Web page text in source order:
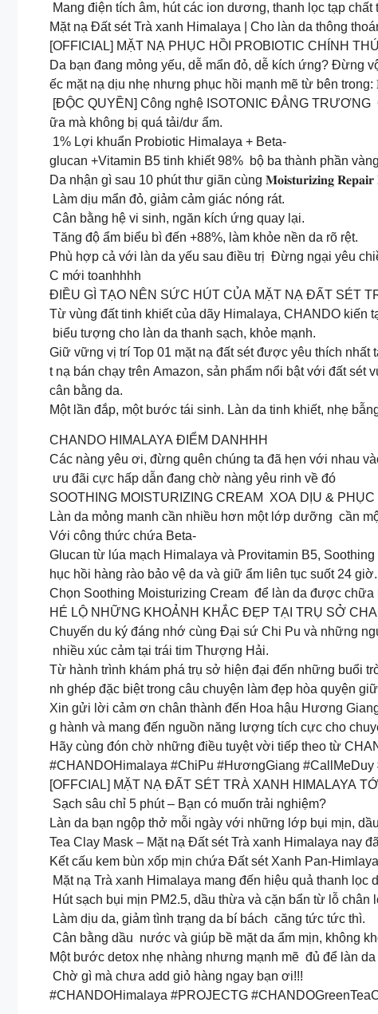
Mang điện tích âm, hút các ion dương, thanh lọc tạp chất
Mặt nạ Đất sét Trà xanh Himalaya | Cho làn da thông
[OFFICIAL] MẶT NẠ PHỤC HỒI PROBIOTIC CHÍNH
Da bạn đang mỏng yếu, dễ mẩn đỏ, dễ kích ứng? Đừng
ếc mặt nạ dịu nhẹ nhưng phục hồi mạnh mẽ từ bên trong:
[ĐỘC QUYỀN] Công nghệ ISOTONIC ĐẲNG
ữa mà không bị quá tải/dư ẩm.
1% Lợi khuẩn Probiotic Himalaya + Beta-
glucan +Vitamin B5 tinh khiết 98% bộ ba thành phần
Da nhận gì sau 10 phút thư giãn cùng 𝐌𝐨𝐢𝐬𝐭𝐮𝐫𝐢𝐳𝐢𝐧𝐠
Làm dịu mẩn đỏ, giảm cảm giác nóng rát.
Cân bằng hệ vi sinh, ngăn kích ứng quay lại.
Tăng độ ẩm biểu bì đến +88%, làm khỏe nền da rõ rệt.
Phù hợp cả với làn da yếu sau điều trị Đừng ngại yêu
C mới toanhhhh
ĐIỀU GÌ TẠO NÊN SỨC HÚT CỦA MẶT NẠ ĐẤT SÉT
Từ vùng đất tinh khiết của dãy Himalaya, CHANDO kiến
biểu tượng cho làn da thanh sạch, khỏe mạnh.
Giữ vững vị trí Top 01 mặt nạ đất sét được yêu thích
t nạ bán chạy trên Amazon, sản phẩm nổi bật với đất sét
cân bằng da.
Một lần đắp, một bước tái sinh. Làn da tinh khiết, nhẹ
CHANDO HIMALAYA ĐIỂM DANHHH
Các nàng yêu ơi, đừng quên chúng ta đã hẹn với nhau
ưu đãi cực hấp dẫn đang chờ nàng yêu rinh về đó
SOOTHING MOISTURIZING CREAM XOA DỊU &
Làn da mỏng manh cần nhiều hơn một lớp dưỡng cần
Với công thức chứa Beta-
Glucan từ lúa mạch Himalaya và Provitamin B5,
hục hồi hàng rào bảo vệ da và giữ ẩm liên tục suốt 24 giờ.
Chọn Soothing Moisturizing Cream để làn da được
HÉ LỘ NHỮNG KHOẢNH KHẮC ĐẸP TẠI TRỤ SỞ
Chuyến du ký đáng nhớ cùng Đại sứ Chi Pu và những
nhiều xúc cảm tại trái tim Thượng Hải.
Từ hành trình khám phá trụ sở hiện đại đến những buổi
nh ghép đặc biệt trong câu chuyện làm đẹp hòa quyện
Xin gửi lời cảm ơn chân thành đến Hoa hậu Hương
g hành và mang đến nguồn năng lượng tích cực cho
Hãy cùng đón chờ những điều tuyệt vời tiếp theo từ
#CHANDOHimalaya #ChiPu #HươngGiang #CallMeDuy
[OFFCIAL] MẶT NẠ ĐẤT SÉT TRÀ XANH HIMALAYA
Sạch sâu chỉ 5 phút – Bạn có muốn trải nghiệm?
Làn da bạn ngộp thở mỗi ngày với những lớp bụi mịn,
Tea Clay Mask – Mặt nạ Đất sét Trà xanh Himalaya nay
Kết cấu kem bùn xốp mịn chứa Đất sét Xanh Pan-
Mặt nạ Trà xanh Himalaya mang đến hiệu quả thanh lọc
Hút sạch bụi mịn PM2.5, dầu thừa và cặn bẩn từ lỗ chân
️ Làm dịu da, giảm tình trạng da bí bách căng tức tức thì.
Cân bằng dầu nước và giúp bề mặt da ẩm mịn, không
Một bước detox nhẹ nhàng nhưng mạnh mẽ đủ để làn
️ Chờ gì mà chưa add giỏ hàng ngay bạn ơi!!!
#CHANDOHimalaya #PROJECTG